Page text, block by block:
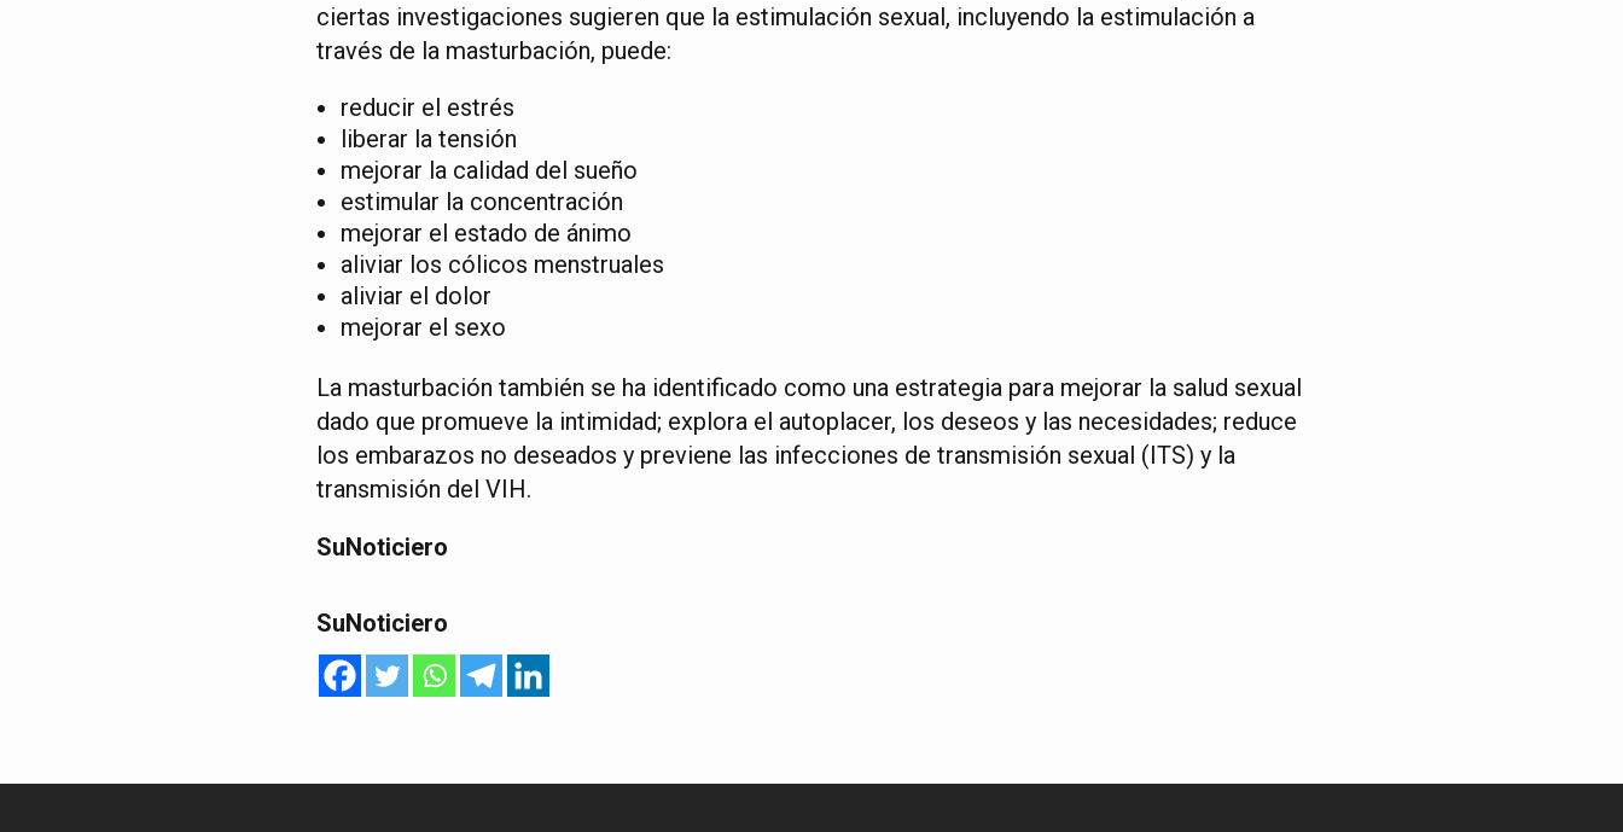
ciertas investigaciones sugieren que la estimulación sexual, incluyendo la estimulación a
través de la masturbación, puede:
reducir el estrés
liberar la tensión
mejorar la calidad del sueño
estimular la concentración
mejorar el estado de ánimo
aliviar los cólicos menstruales
aliviar el dolor
mejorar el sexo
La masturbación también se ha identificado como una estrategia para mejorar la salud sexual
dado que promueve la intimidad; explora el autoplacer, los deseos y las necesidades; reduce
los embarazos no deseados y previene las infecciones de transmisión sexual (ITS) y la
transmisión del VIH.
SuNoticiero
SuNoticiero